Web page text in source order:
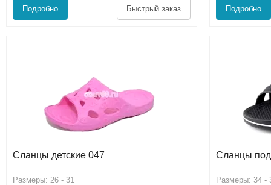
Подробно Быстрый заказ Подробно
Сланцы детские 047
Размеры: 26 - 31
Сланцы
Размеры: 34 -